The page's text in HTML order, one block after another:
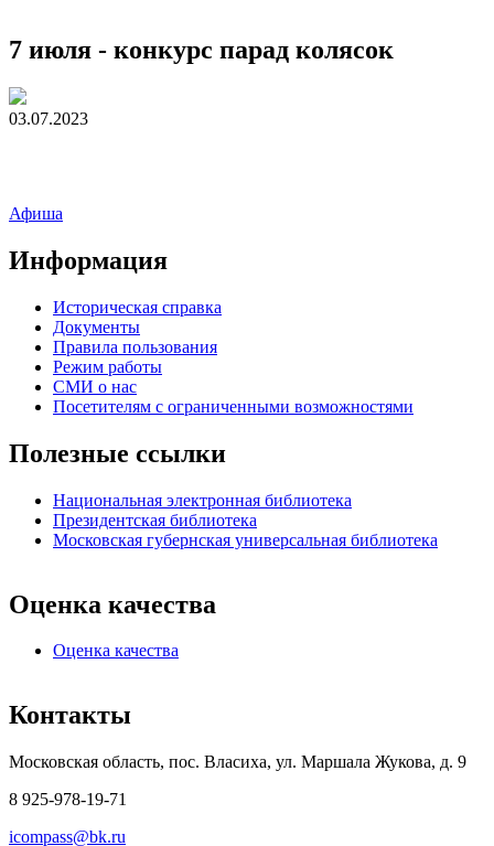
7 июля - конкурс парад колясок
03.07.2023
Афиша
Информация
Историческая справка
Документы
Правила пользования
Режим работы
СМИ о нас
Посетителям с ограниченными возможностями
Полезные ссылки
Национальная электронная библиотека
Президентская библиотека
Московская губернская универсальная библиотека
Оценка качества
Оценка качества
Контакты
Московская область, пос. Власиха, ул. Маршала Жукова, д. 9
8 925-978-19-71
icompass@bk.ru